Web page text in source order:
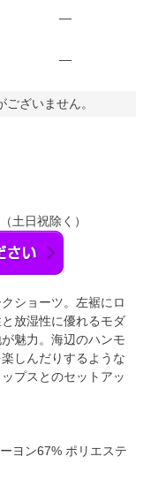
—
—
ざいません。
土日祝除く）
ショーツ。左裾にロ
放湿性に優れるモダ
魅力。海辺のハンモ
しんだりするような
プスとのセットアッ
ヨン67% ポリエステ